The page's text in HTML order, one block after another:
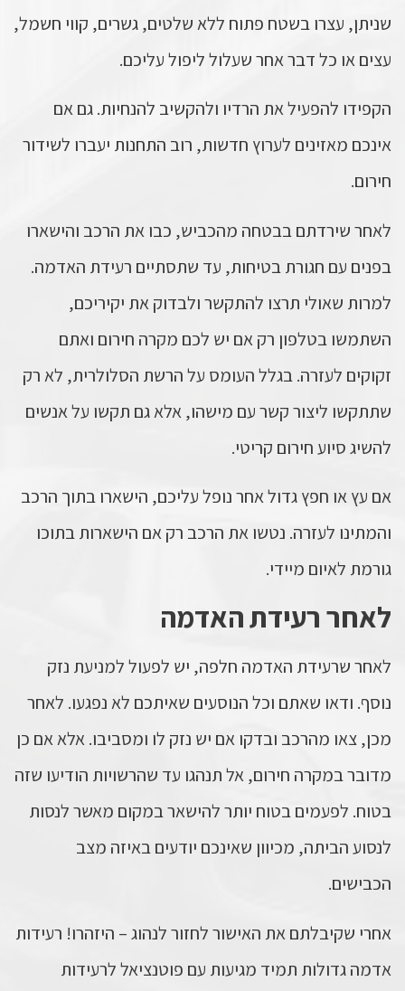
שניתן, עצרו בשטח פתוח ללא שלטים, גשרים, קווי חשמל,
עצים או כל דבר אחר שעלול ליפול עליכם.
הקפידו להפעיל את הרדיו ולהקשיב להנחיות. גם אם
אינכם מאזינים לערוץ חדשות, רוב התחנות יעברו לשידור
חירום.
לאחר שירדתם בבטחה מהכביש, כבו את הרכב והישארו
בפנים עם חגורת בטיחות, עד שתסתיים רעידת האדמה.
למרות שאולי תרצו להתקשר ולבדוק את יקיריכם,
השתמשו בטלפון רק אם יש לכם מקרה חירום ואתם
זקוקים לעזרה. בגלל העומס על הרשת הסלולרית, לא רק
שתתקשו ליצור קשר עם מישהו, אלא גם תקשו על אנשים
להשיג סיוע חירום קריטי.
אם עץ או חפץ גדול אחר נופל עליכם, הישארו בתוך הרכב
והמתינו לעזרה. נטשו את הרכב רק אם הישארות בתוכו
גורמת לאיום מיידי.
לאחר רעידת האדמה
לאחר שרעידת האדמה חלפה, יש לפעול למניעת נזק
נוסף. ודאו שאתם וכל הנוסעים שאיתכם לא נפגעו. לאחר
מכן, צאו מהרכב ובדקו אם יש נזק לו ומסביבו. אלא אם כן
מדובר במקרה חירום, אל תנהגו עד שהרשויות הודיעו שזה
בטוח. לפעמים בטוח יותר להישאר במקום מאשר לנסות
לנסוע הביתה, מכיוון שאינכם יודעים באיזה מצב
הכבישים.
אחרי שקיבלתם את האישור לחזור לנהוג – היזהרו! רעידות
אדמה גדולות תמיד מגיעות עם פוטנציאל לרעידות